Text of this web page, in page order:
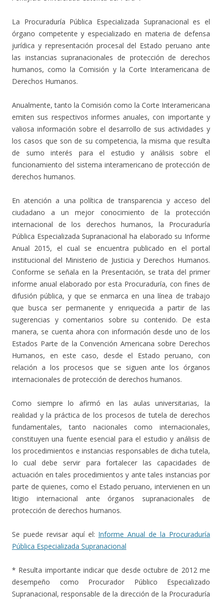
La Procuraduría Pública Especializada Supranacional es el
órgano competente y especializado en materia de defensa
jurídica y representación procesal del Estado peruano ante
las instancias supranacionales de protección de derechos
humanos, como la Comisión y la Corte Interamericana de
Derechos Humanos.
Anualmente, tanto la Comisión como la Corte Interamericana
emiten sus respectivos informes anuales, con importante y
valiosa información sobre el desarrollo de sus actividades y
los casos que son de su competencia, la misma que resulta
de sumo interés para el estudio y análisis sobre el
funcionamiento del sistema interamericano de protección de
derechos humanos.
En atención a una política de transparencia y acceso del
ciudadano a un mejor conocimiento de la protección
internacional de los derechos humanos, la Procuraduría
Pública Especializada Supranacional ha elaborado su Informe
Anual 2015, el cual se encuentra publicado en el portal
institucional del Ministerio de Justicia y Derechos Humanos.
Conforme se señala en la Presentación, se trata del primer
informe anual elaborado por esta Procuraduría, con fines de
difusión pública, y que se enmarca en una línea de trabajo
que busca ser permanente y enriquecida a partir de las
sugerencias y comentarios sobre su contenido. De esta
manera, se cuenta ahora con información desde uno de los
Estados Parte de la Convención Americana sobre Derechos
Humanos, en este caso, desde el Estado peruano, con
relación a los procesos que se siguen ante los órganos
internacionales de protección de derechos humanos.
Como siempre lo afirmó en las aulas universitarias, la
realidad y la práctica de los procesos de tutela de derechos
fundamentales, tanto nacionales como internacionales,
constituyen una fuente esencial para el estudio y análisis de
los procedimientos e instancias responsables de dicha tutela,
lo cual debe servir para fortalecer las capacidades de
actuación en tales procedimientos y ante tales instancias por
parte de quienes, como el Estado peruano, intervienen en un
litigio internacional ante órganos supranacionales de
protección de derechos humanos.
Se puede revisar aquí el: Informe Anual de la Procuraduría
Pública Especializada Supranacional
* Resulta importante indicar que desde octubre de 2012 me
desempeño como Procurador Público Especializado
Supranacional, responsable de la dirección de la Procuraduría